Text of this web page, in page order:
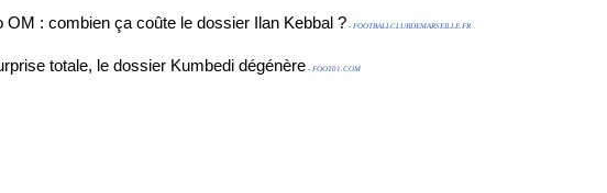
OM : combien ça coûte le dossier Ilan Kebbal ? - FOOTBALLCLUBDEMARSEILLE.FR
totale, le dossier Kumbedi dégénère - FOOT01.COM